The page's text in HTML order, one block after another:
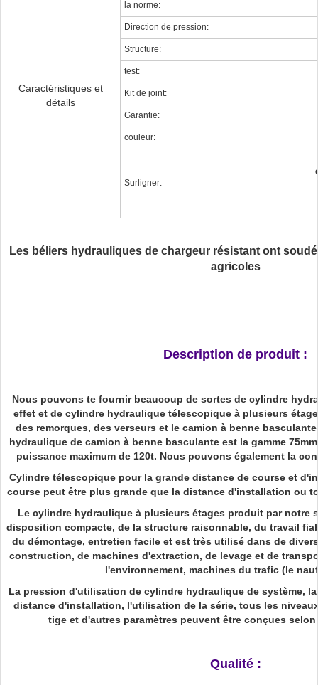
Caractéristiques et
détails
la norme:
Direction de pression:
Structure:
test:
Kit de joint:
Garantie:
couleur:
Surligner:
Les béliers hydrauliques de chargeur résistant ont
agricoles
Description de produit :
Nous pouvons te fournir beaucoup de sortes de cylindre
effet et de cylindre hydraulique télescopique à plusieurs
des remorques, des verseurs et le camion à benne
hydraulique de camion à benne basculante est la gamme
puissance maximum de 120t. Nous pouvons également la
Cylindre télescopique pour la grande distance de course et
course peut être plus grande que la distance d'installation ou
Le cylindre hydraulique à plusieurs étages produit par notre
disposition compacte, de la structure raisonnable, du travail
du démontage, entretien facile et est très utilisé dans de
construction, de machines d'extraction, de levage et de
l'environnement, machines du trafic (le
La pression d'utilisation de cylindre hydraulique de système,
distance d'installation, l'utilisation de la série, tous les
tige et d'autres paramètres peuvent être conçues
Qualité :